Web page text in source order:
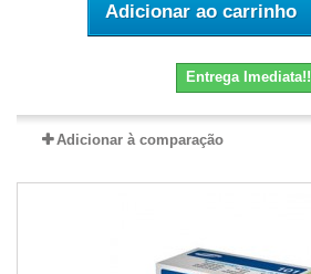
Adicionar ao carrinho
Entrega Imediata!!
Adicionar à comparação